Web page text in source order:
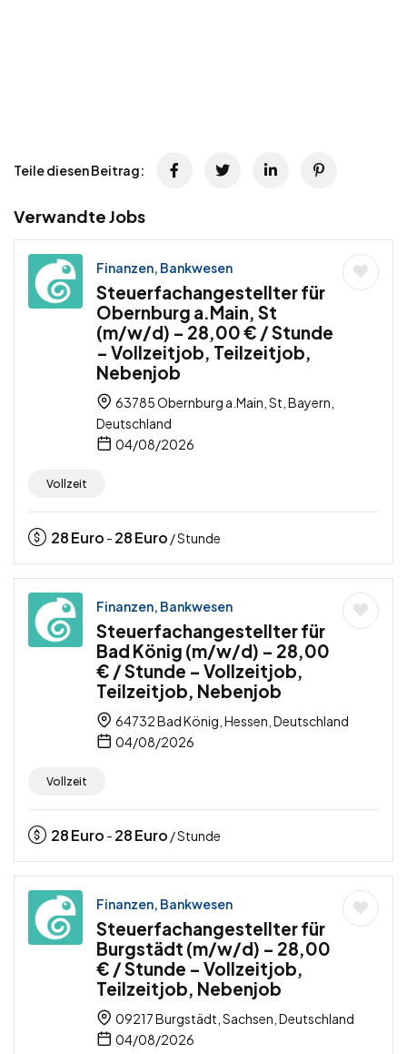
Teile diesen Beitrag:
Verwandte Jobs
Finanzen, Bankwesen
Steuerfachangestellter für
Obernburg a.Main, St
(m/w/d) – 28,00 € / Stunde
– Vollzeitjob, Teilzeitjob,
Nebenjob
63785 Obernburg a.Main, St, Bayern,
Deutschland
04/08/2026
Vollzeit
28Euro - 28Euro / Stunde
Finanzen, Bankwesen
Steuerfachangestellter für
Bad König (m/w/d) – 28,00
€ / Stunde – Vollzeitjob,
Teilzeitjob, Nebenjob
64732 Bad König, Hessen, Deutschland
04/08/2026
Vollzeit
28Euro - 28Euro / Stunde
Finanzen, Bankwesen
Steuerfachangestellter für
Burgstädt (m/w/d) – 28,00
€ / Stunde – Vollzeitjob,
Teilzeitjob, Nebenjob
09217 Burgstädt, Sachsen, Deutschland
04/08/2026